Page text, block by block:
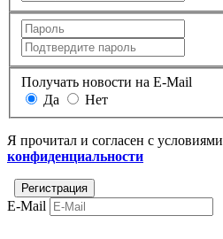
Получать новости на E-Mail
Да
Нет
Я прочитал и согласен с условиями
конфиденциальности
E-Mail